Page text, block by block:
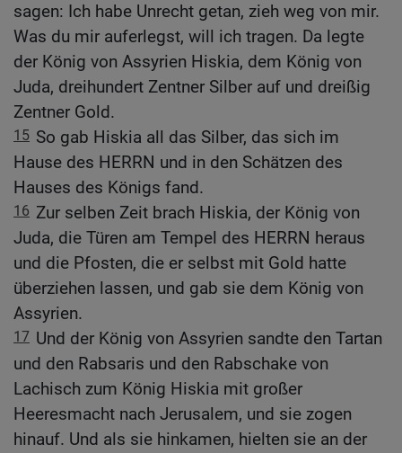
sagen: Ich habe Unrecht getan, zieh weg von mir.
Was du mir auferlegst, will ich tragen. Da legte
der König von Assyrien Hiskia, dem König von
Juda, dreihundert Zentner Silber auf und dreißig
Zentner Gold.
15 So gab Hiskia all das Silber, das sich im
Hause des HERRN und in den Schätzen des
Hauses des Königs fand.
16 Zur selben Zeit brach Hiskia, der König von
Juda, die Türen am Tempel des HERRN heraus
und die Pfosten, die er selbst mit Gold hatte
überziehen lassen, und gab sie dem König von
Assyrien.
17 Und der König von Assyrien sandte den Tartan
und den Rabsaris und den Rabschake von
Lachisch zum König Hiskia mit großer
Heeresmacht nach Jerusalem, und sie zogen
hinauf. Und als sie hinkamen, hielten sie an der